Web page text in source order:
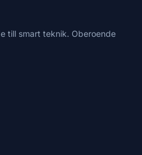
till smart teknik. Oberoende